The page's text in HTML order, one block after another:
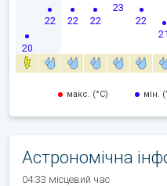
20
22 22 22
23
22
21
макс. (°C) мін.
Астрономічна
04:33 місцевий час